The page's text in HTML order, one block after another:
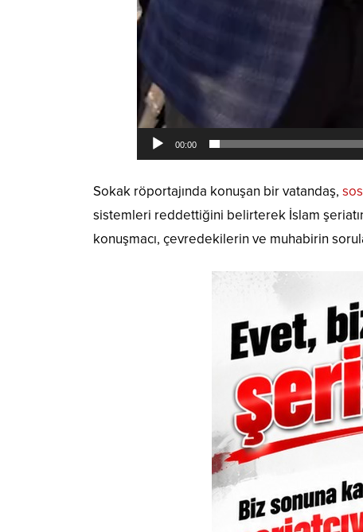
00:00
Sokak röportajında konuşan bir vatandaş,
sistemleri reddettiğini belirterek İslam
konuşmacı, çevredekilerin ve muhabirin